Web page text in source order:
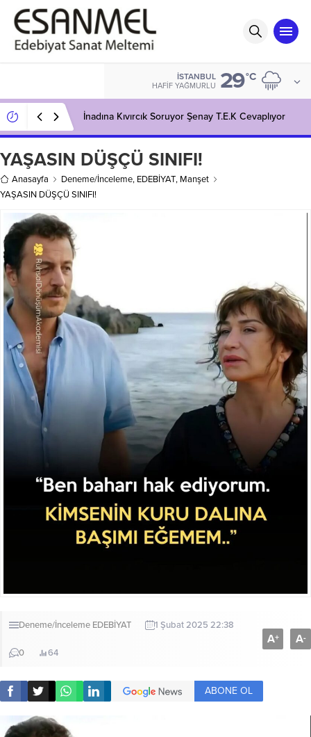
İSTANBUL
HAFIF YAĞMURLU 29°C
İnadına Kıvırcık Soruyor Şenay T.E.K Cevaplıyor
YAŞASIN DÜŞÇÜ SINIFI!
Anasayfa Deneme/İnceleme, EDEBİYAT, Manşet
YAŞASIN DÜŞÇÜ SINIFI!
Deneme/İnceleme EDEBİYAT 1 Şubat 2025 22:38
0 64
A+ A-
ABONE OL